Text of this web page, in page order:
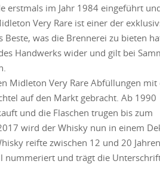
erstmals im Jahr 1984 eingeführt
Very Rare ist einer der
was die Brennerei zu bieten
Handwerks wider und gilt bei
Midleton Very Rare Abfüllungen mit
auf den Markt gebracht. Ab 1990
und die Flaschen trugen bis zum
wird der Whisky nun in einem
reifte zwischen 12 und 20
nummeriert und trägt die